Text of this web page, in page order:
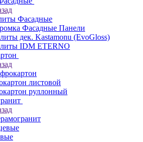
Фасадные
Фасадные Панели
дек. Kastamonu (EvoGloss)
IDM ETERNO
листовой
руллонный